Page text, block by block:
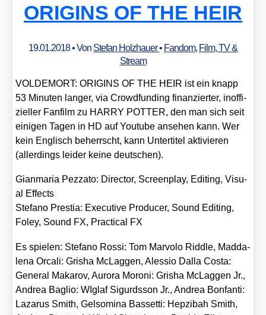
ORIGINS OF THE HEIR
19.01.2018• Von Stefan Holzhauer• Fandom, Film, TV &
Stream
VOLDEMORT: ORIGINS OF THE HEIR ist ein knapp
53 Minu­ten lan­ger, via Crowd­fun­ding finan­zier­ter, inof­fi­
zi­el­ler Fan­film zu HARRY POTTER, den man sich seit
eini­gen Tagen in HD auf You­tube anse­hen kann. Wer
kein Eng­lisch beherrscht, kann Unter­ti­tel akti­vie­ren
(aller­dings lei­der kei­ne deut­schen).
Gian­ma­ria Pez­za­to: Direc­tor, Screen­play, Editing, Visu­
al Effects
Ste­fa­no Pres­tia: Exe­cu­ti­ve Pro­du­cer, Sound Editing,
Foley, Sound FX, Prac­ti­cal FX
Es spie­len: Ste­fa­no Ros­si: Tom Mar­vo­lo Ridd­le, Mad­da­
le­na Orca­li: Gri­sha McLag­gen, Ales­sio Dal­la Cos­ta:
Gene­ral Maka­rov, Auro­ra Moroni: Gri­sha McLag­gen Jr.,
Andrea Baglio: WIglaf Sigurds­son Jr., Andrea Bon­fan­ti:
Laza­rus Smith, Gel­so­mi­na Bas­set­ti: Hep­zi­bah Smith,